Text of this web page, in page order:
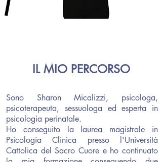
IL MIO PERCORSO
Sono Sharon Micalizzi, psicologa,
psicoterapeuta, sessuologa ed esperta in
psicologia perinatale.
Ho conseguito la laurea magistrale in
Psicologia Clinica presso l'Università
Cattolica del Sacro Cuore e ho continuato